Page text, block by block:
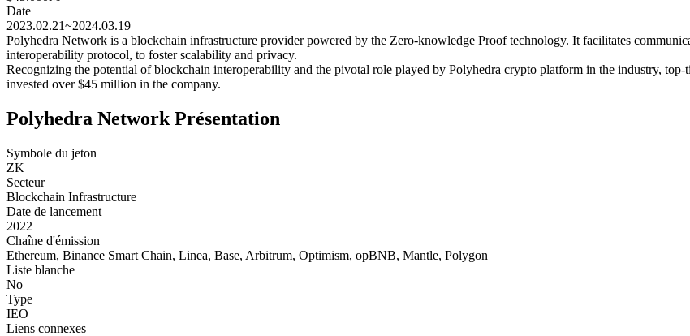
Date
2023.02.21~2024.03.19
Polyhedra Network is a blockchain infrastructure provider powered by the Zero-knowledge Proof technology. It facilitates
interoperability protocol, to foster scalability and privacy.
Recognizing the potential of blockchain interoperability and the pivotal role played by Polyhedra crypto platform in the industry,
invested over $45 million in the company.
Polyhedra Network Présentation
Symbole du jeton
ZK
Secteur
Blockchain Infrastructure
Date de lancement
2022
Chaîne d'émission
Ethereum, Binance Smart Chain, Linea, Base, Arbitrum, Optimism, opBNB, Mantle, Polygon
Liste blanche
No
Type
IEO
Liens connexes